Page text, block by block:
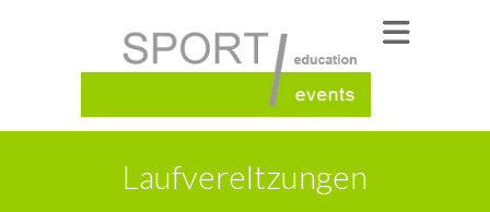
Laufvereltzungen